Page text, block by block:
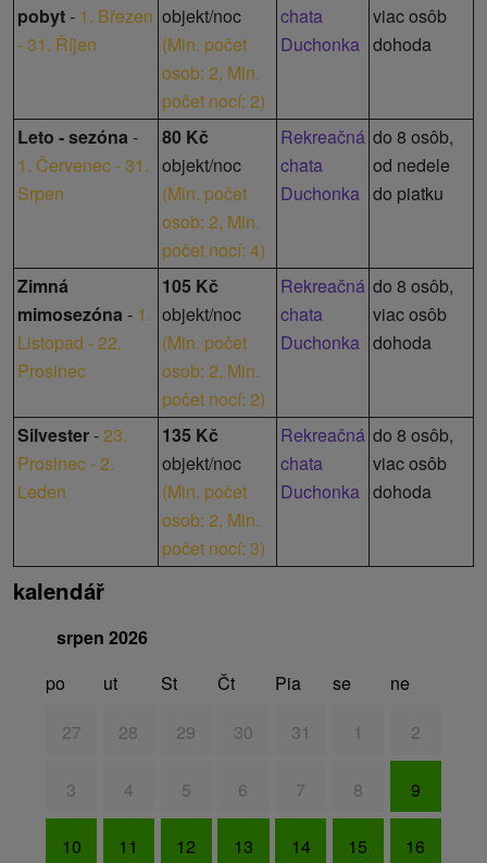
pobyt- 1. Březen
- 31. Říjen
objekt/noc
(Min. počet
osob: 2, Min.
počet nocí: 2)
chata
Duchonka
viac osôb
dohoda
Leto - sezóna -
1. Červenec - 31.
Srpen
80 Kč
objekt/noc
(Min. počet
osob: 2, Min.
počet nocí: 4)
Rekreačná
chata
Duchonka
do 8 osôb,
od nedele
do piatku
Zimná
mimosezóna - 1.
Listopad - 22.
Prosinec
105 Kč
objekt/noc
(Min. počet
osob: 2, Min.
počet nocí: 2)
Rekreačná
chata
Duchonka
do 8 osôb,
viac osôb
dohoda
Silvester-23.
Prosinec - 2.
Leden
135 Kč
objekt/noc
(Min. počet
osob: 2, Min.
počet nocí: 3)
Rekreačná
chata
Duchonka
do 8 osôb,
viac osôb
dohoda
kalendář
srpen 2026
po
ut St Čt Pia se
ne
27
28 29 30 31 1 2
3 4 5 6 7 8 9
10 11 12 13 14 15 16